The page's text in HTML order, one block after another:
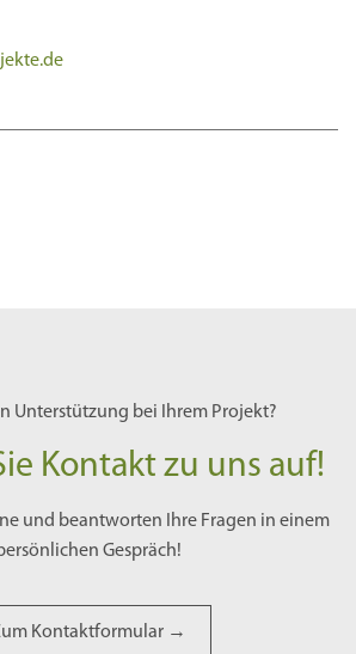
Unterstützung bei Ihrem Projekt?
Kontakt zu uns auf!
und beantworten Ihre Fragen in einem
Gespräch!
Kontaktformular →